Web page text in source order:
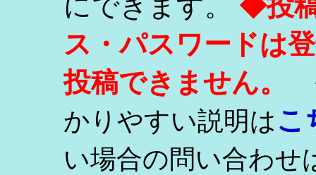
にできます。 ◆投
ス・パスワードは
投稿できません。
かりやすい説明はこ
い場合の問い合わせ